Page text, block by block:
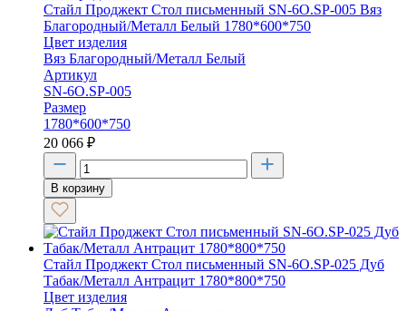
Стайл Проджект Стол письменный SN-6O.SP-005 Вяз
Благородный/Металл Белый 1780*600*750
Цвет изделия
Вяз Благородный/Металл Белый
Артикул
SN-6O.SP-005
Размер
1780*600*750
20 066 ₽
В корзину
Стайл Проджект Стол письменный SN-6O.SP-025 Дуб
Табак/Металл Антрацит 1780*800*750
Цвет изделия